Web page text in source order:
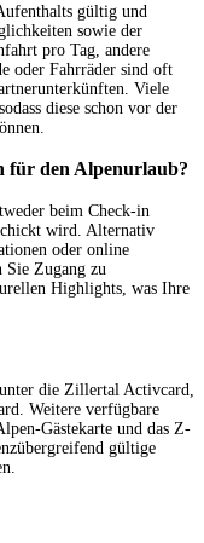
gültig und
sowie der
pro Tag, andere
oder Fahrräder sind oft
Viele
diese schon vor der
für den Alpenurlaub?
beim Check-in
wird. Alternativ
oder online
Sie Zugang zu
Highlights, was Ihre
die Zillertal Activcard,
Weitere verfügbare
Gästekarte und das Z-
gültige